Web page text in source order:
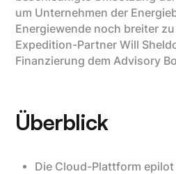
um Unternehmen der
Energiewende noch breiter
Expedition-Partner Will
Finanzierung dem Advisory
Überblick
Die Cloud-Plattform